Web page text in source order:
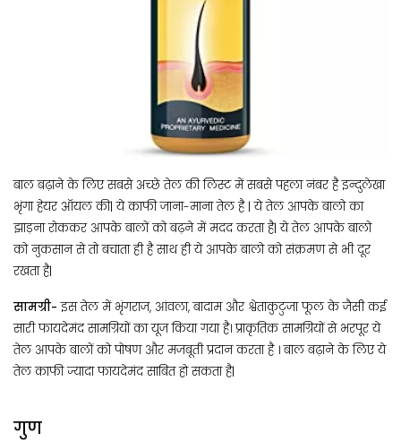
बाल बढ़ाने के लिए सबसे अच्छे तेल की लिस्ट में सबसे पहला नंबर है इन्दुलेखा
भृंगा हेयर ऑयल की| ये काफी जाना-माना तेल है | ये तेल आपके बालो का
झाड़ना रोककर आपके बालों को बढ़ने में मदद करता है| ये तेल आपके बालो
को नुकसान से तो बचाता ही है साथ ही ये आपके बालो को संक्रमण से भी दूर
रखता है|
सामग्री- इस तेल में भृंगराज, आंवला, बादाम और श्वेताकुटुजा फूल के जैसी कई
सारी फायदेमंद सामग्रियों का यूज किया गया है। प्राकृतिक सामग्रियों से भरपूर ये
तेल आपके बालों को पोषण और मजबूती प्रदान करता है । बाल बढ़ाने के लिए ये
तेल काफी ज्यादा फायदेमंद साबित हो सकता है|
गुण